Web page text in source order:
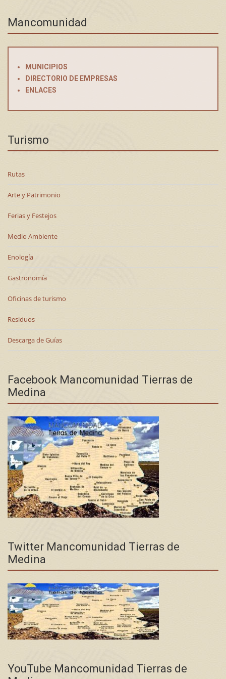
Mancomunidad
MUNICIPIOS
DIRECTORIO DE EMPRESAS
ENLACES
Turismo
Rutas
Arte y Patrimonio
Ferias y Festejos
Medio Ambiente
Enología
Gastronomía
Oficinas de turismo
Residuos
Descarga de Guías
Facebook Mancomunidad Tierras de
Medina
Twitter Mancomunidad Tierras de
Medina
YouTube Mancomunidad Tierras de